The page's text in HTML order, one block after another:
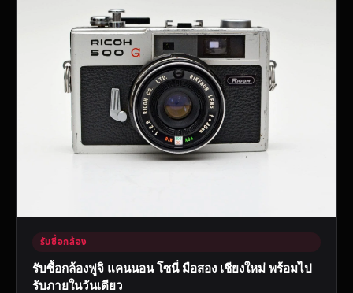
รับซื้อกล้อง
รับซื้อกล้องฟูจิ แคนนอน โซนี่ มือสอง เชียงใหม่ พร้อมไป
รับภายในวันเดียว